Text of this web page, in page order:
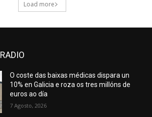
O coste das baixas médicas dispara un
10% en Galicia e roza os tres millóns de
euros ao día
7 Agosto, 2026